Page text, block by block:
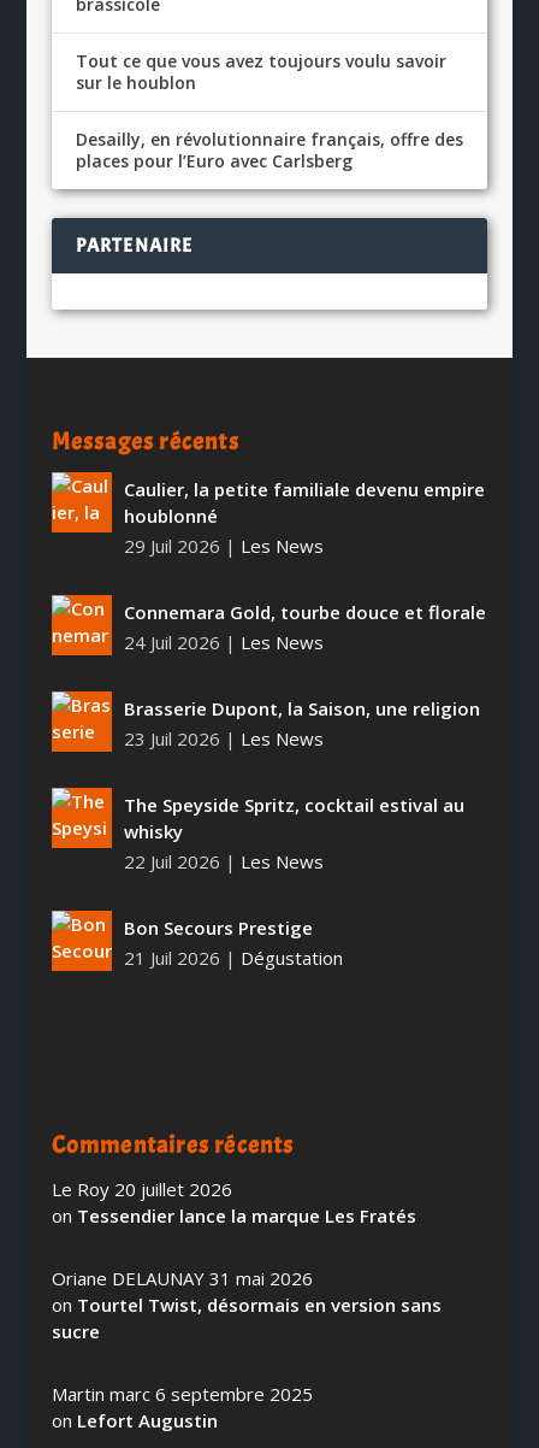
brassicole
Tout ce que vous avez toujours voulu savoir
sur le houblon
Desailly, en révolutionnaire français, offre des
places pour l’Euro avec Carlsberg
PARTENAIRE
Messages récents
Caulier, la petite familiale devenu empire
houblonné
29 Juil 2026 | Les News
Connemara Gold, tourbe douce et florale
24 Juil 2026 | Les News
Brasserie Dupont, la Saison, une religion
23 Juil 2026 | Les News
The Speyside Spritz, cocktail estival au
whisky
22 Juil 2026 | Les News
Bon Secours Prestige
21 Juil 2026 | Dégustation
Commentaires récents
Le Roy 20 juillet 2026
on Tessendier lance la marque Les Fratés
Oriane DELAUNAY 31 mai 2026
on Tourtel Twist, désormais en version sans
sucre
Martin marc 6 septembre 2025
on Lefort Augustin